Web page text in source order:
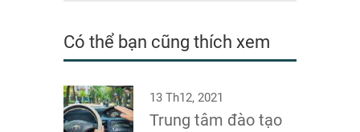
Có thể bạn cũng thích xem
13 Th12, 2021
Trung tâm đào tạo